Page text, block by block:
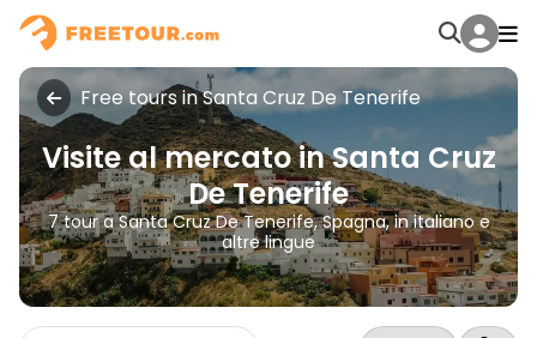
Free tours in Santa Cruz De Tenerife
Visite al mercato in Santa Cruz
De Tenerife
7 tour a Santa Cruz De Tenerife, Spagna, in italiano e
altre lingue